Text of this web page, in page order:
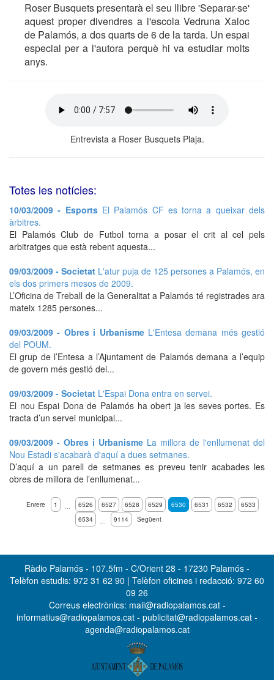
Roser Busquets presentarà el seu llibre 'Separar-se'
aquest proper divendres a l'escola Vedruna Xaloc
de Palamós, a dos quarts de 6 de la tarda. Un espai
especial per a l'autora perquè hi va estudiar molts
anys.
Entrevista a Roser Busquets Plaja.
Totes les notícies:
10/03/2009 - Esports El Palamós CF es torna a queixar dels
àrbitres.
El Palamós Club de Futbol torna a posar el crit al cel pels
arbitratges que està rebent aquesta...
09/03/2009 - Societat L'atur puja de 125 persones a Palamós, en
els dos primers mesos de 2009.
L’Oficina de Treball de la Generalitat a Palamós té registrades ara
mateix 1285 persones...
09/03/2009 - Obres i Urbanisme L'Entesa demana més gestió
del POUM.
El grup de l’Entesa a l’Ajuntament de Palamós demana a l’equip
de govern més gestió del...
09/03/2009 - Societat L'Espai Dona entra en servei.
El nou Espai Dona de Palamós ha obert ja les seves portes. Es
tracta d’un servei municipal...
09/03/2009 - Obres i Urbanisme La millora de l'enllumenat del
Nou Estadi s'acabarà d'aquí a dues setmanes.
D’aquí a un parell de setmanes es preveu tenir acabades les
obres de millora de l’enllumenat...
Enrere 1 … 6526 6527 6528 6529 6530 6531 6532
6533
6534
… 9114 Següent
Ràdio Palamós - 107.5fm - C/Orient 28 - 17230 Palamós -
Telèfon estudis: 972 31 62 90 | Telèfon oficines i redacció: 972 60
09 26
Correus electrònics: mail@radiopalamos.cat -
informatius@radiopalamos.cat - publicitat@radiopalamos.cat -
agenda@radiopalamos.cat